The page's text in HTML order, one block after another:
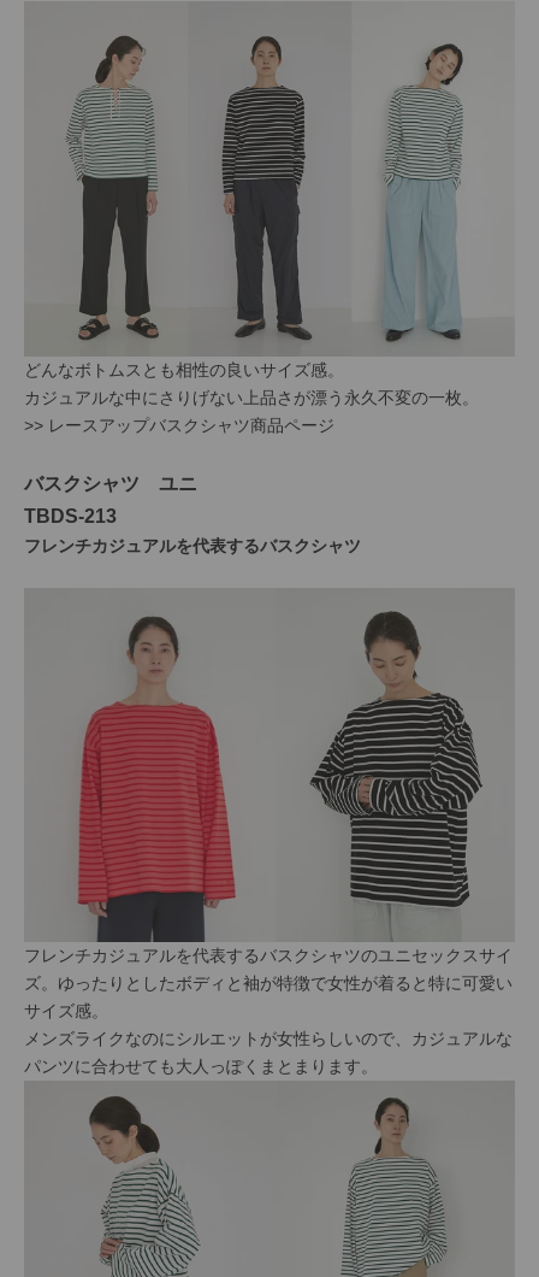
どんなボトムスとも相性の良いサイズ感。
カジュアルな中にさりげない上品さが漂う永久不変の一枚。
>> レースアップバスクシャツ商品ページ
バスクシャツ ユニ
TBDS-213
フレンチカジュアルを代表するバスクシャツ
フレンチカジュアルを代表するバスクシャツのユニセックスサイ
ズ。ゆったりとしたボディと袖が特徴で女性が着ると特に可愛い
サイズ感。
メンズライクなのにシルエットが女性らしいので、カジュアルな
パンツに合わせても大人っぽくまとまります。